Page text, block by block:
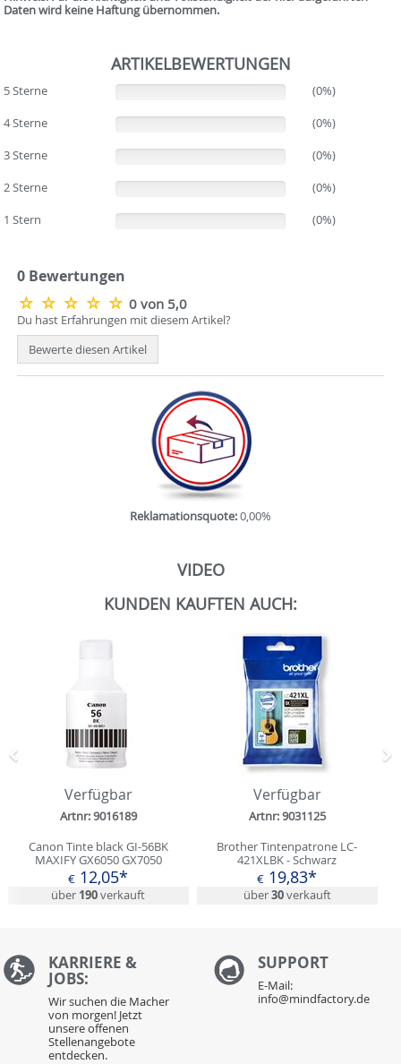
Daten wird keine Haftung übernommen.
ARTIKELBEWERTUNGEN
5 Sterne
(0%)
4 Sterne
(0%)
3 Sterne
(0%)
2 Sterne
(0%)
1 Stern
(0%)
0 Bewertungen
0 von 5,0
Du hast Erfahrungen mit diesem Artikel?
Bewerte diesen Artikel
Reklamationsquote:0,00%
VIDEO
KUNDEN KAUFTEN AUCH:
Verfügbar
Artnr: 9016189
Canon Tinte black GI-56BK
MAXIFY GX6050 GX7050
€ 12,05*
über 190verkauft
Verfügbar
Artnr: 9031125
Brother Tintenpatrone LC-
421XLBK - Schwarz
€ 19,83*
über30verkauft
Zurück
KARRIERE &
JOBS:
Wir suchen die Macher
von morgen! Jetzt
unsere offenen
Stellenangebote
entdecken.
SUPPORT
E-Mail:
info@mindfactory.de